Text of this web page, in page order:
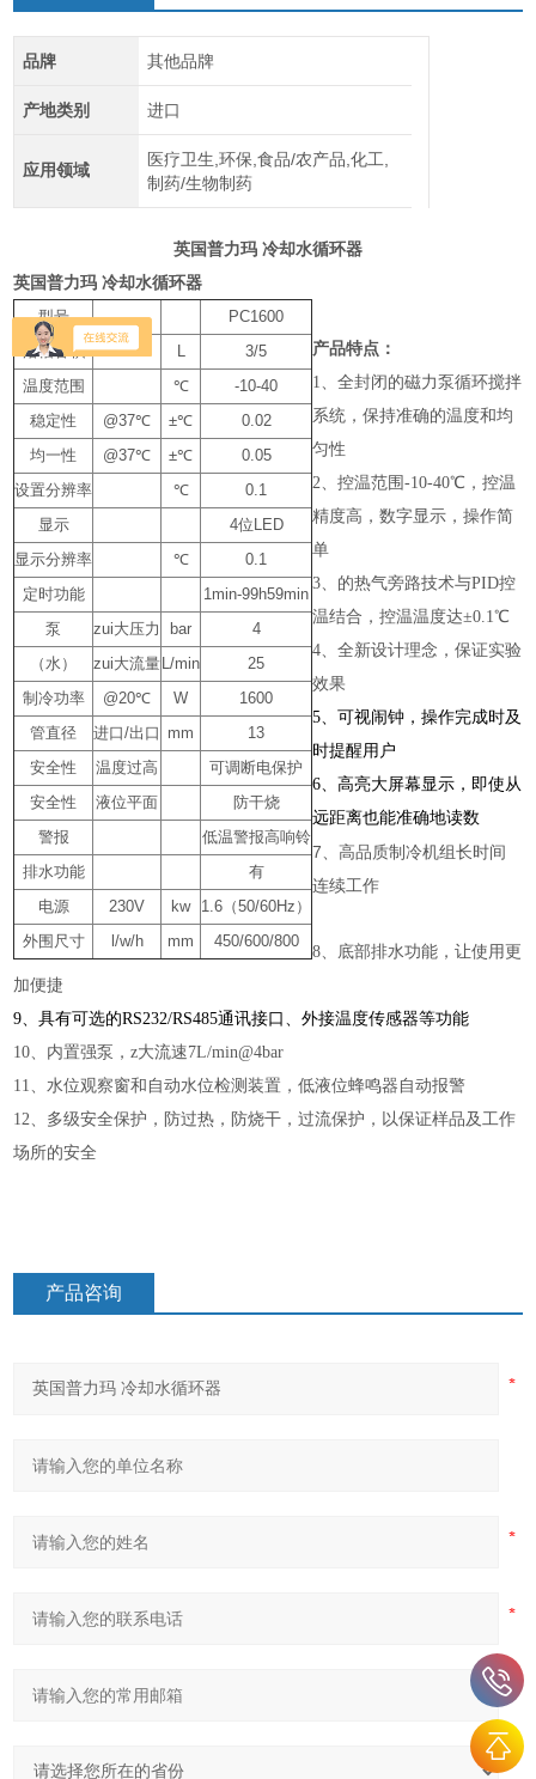
品牌 其他品牌
产地类别 进口
应用领域
医疗卫生,环保,食品/农产品,化工,
制药/生物制药
英国普力玛 冷却水循环器
英国普力玛 冷却水循环器
型号
PC1600
浴槽容积
L
3/5
温度范围
℃
-10-40
稳定性
@37℃ ±℃
0.02
均一性
@37℃ ±℃
0.05
设置分辨率
℃
0.1
显示
4位LED
显示分辨率
℃
0.1
定时功能
1min-99h59min
泵
zui大压力 bar
4
（水）
zui大流量 L/min
25
制冷功率
@20℃ W
1600
管直径
进口/出口 mm
13
安全性
温度过高
可调断电保护
安全性
液位平面
防干烧
警报
低温警报高响铃
排水功能
有
电源
230V kw
1.6（50/60Hz）
外围尺寸
l/w/h mm 450/600/800
产品特点：
1、全封闭的磁力泵循环搅拌
系统，保持准确的温度和均
匀性
2、控温范围-10-40℃，控温
精度高，数字显示，操作简
单
3、的热气旁路技术与PID控
温结合，控温温度达±0.1℃
4、全新设计理念，保证实验
效果
5、可视闹钟，操作完成时及
时提醒用户
6、高亮大屏幕显示，即使从
远距离也能准确地读数
7、高品质制冷机组长时间
连续工作
8、底部排水功能，让使用更
加便捷
9、具有可选的RS232/RS485通讯接口、外接温度传感器等功能
10、内置强泵，z大流速7L/min@4bar
11、水位观察窗和自动水位检测装置，低液位蜂鸣器自动报警
12、多级安全保护，防过热，防烧干，过流保护，以保证样品及工作
场所的安全
产品咨询